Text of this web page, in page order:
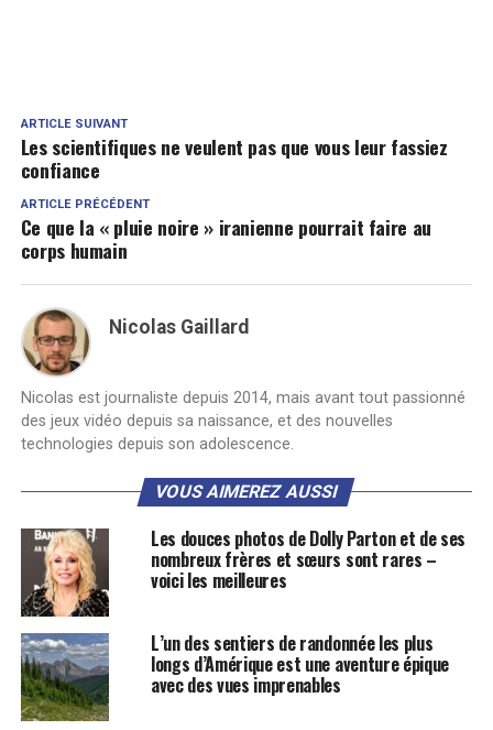
ARTICLE SUIVANT
Les scientifiques ne veulent pas que vous leur fassiez
confiance
ARTICLE PRÉCÉDENT
Ce que la « pluie noire » iranienne pourrait faire au
corps humain
Nicolas Gaillard
Nicolas est journaliste depuis 2014, mais avant tout passionné
des jeux vidéo depuis sa naissance, et des nouvelles
technologies depuis son adolescence.
VOUS AIMEREZ AUSSI
Les douces photos de Dolly Parton et de ses
nombreux frères et sœurs sont rares –
voici les meilleures
L’un des sentiers de randonnée les plus
longs d’Amérique est une aventure épique
avec des vues imprenables